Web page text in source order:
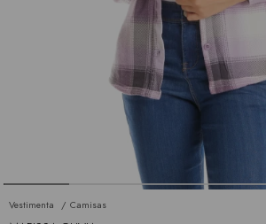
Vestimenta Camisas